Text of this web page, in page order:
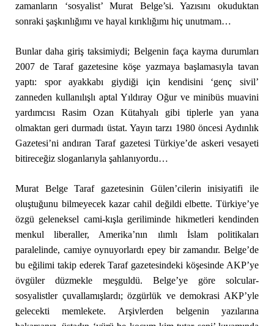
zamanların ‘sosyalist’ Murat Belge’si. Yazısını okuduktan
sonraki şaşkınlığımı ve hayal kırıklığımı hiç unutmam…
Bunlar daha giriş taksimiydi; Belgenin faça kayma durumları
2007 de Taraf gazetesine köşe yazmaya başlamasıyla tavan
yaptı: spor ayakkabı giydiği için kendisini ‘genç sivil’
zanneden kullanılışlı aptal Yıldıray Oğur ve minibüs muavini
yardımcısı Rasim Ozan Kütahyalı gibi tiplerle yan yana
olmaktan geri durmadı üstat. Yayın tarzı 1980 öncesi Aydınlık
Gazetesi’ni andıran Taraf gazetesi Türkiye’de askeri vesayeti
bitireceğiz sloganlarıyla şahlanıyordu…
Murat Belge Taraf gazetesinin Gülen’cilerin inisiyatifi ile
oluştuğunu bilmeyecek kazar cahil değildi elbette. Türkiye’ye
özgü geleneksel cami-kışla geriliminde hikmetleri kendinden
menkul liberaller, Amerika’nın ılımlı İslam politikaları
paralelinde, camiye oynuyorlardı epey bir zamandır. Belge’de
bu eğilimi takip ederek Taraf gazetesindeki köşesinde AKP’ye
övgüler düzmekle meşguldü. Belge’ye göre solcular-
sosyalistler çuvallamışlardı; özgürlük ve demokrasi AKP’yle
gelecekti memlekete. Arşivlerden belgenin yazılarına